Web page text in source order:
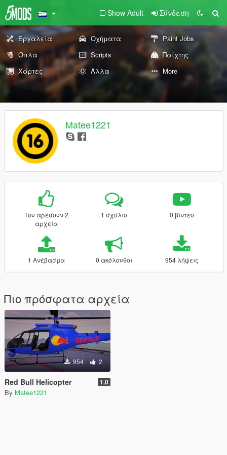
Show Adult Σύνδεση
Εργαλεία Οχήματα
Paint Jobs
Όπλα
Scripts
Παίχτης
Χάρτες
Άλλα More
Matee1221
Του αρέσουν 2
αρχεία
1 σχόλιο 0 βίντεο
1 Ανέβασμα 0 ακόλουθοι 954 λήψεις
Πιο πρόσφατα αρχεία
954 2
Red Bull Helicopter 1.0
By Matee1221